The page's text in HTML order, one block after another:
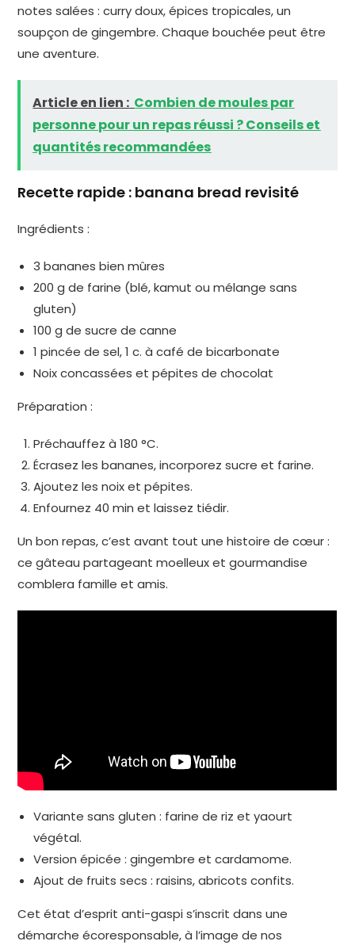
notes salées : curry doux, épices tropicales, un
soupçon de gingembre. Chaque bouchée peut être
une aventure.
Article en lien : Combien de moules par
personne pour un repas réussi ? Conseils et
quantités recommandées
Recette rapide : banana bread revisité
Ingrédients :
3 bananes bien mûres
200 g de farine (blé, kamut ou mélange sans
gluten)
100 g de sucre de canne
1 pincée de sel, 1 c. à café de bicarbonate
Noix concassées et pépites de chocolat
Préparation :
Préchauffez à 180 °C.
Écrasez les bananes, incorporez sucre et farine.
Ajoutez les noix et pépites.
Enfournez 40 min et laissez tiédir.
Un bon repas, c’est avant tout une histoire de cœur :
ce gâteau partageant moelleux et gourmandise
comblera famille et amis.
Variante sans gluten : farine de riz et yaourt
végétal.
Version épicée : gingembre et cardamome.
Ajout de fruits secs : raisins, abricots confits.
Cet état d’esprit anti-gaspi s’inscrit dans une
démarche écoresponsable, à l’image de nos